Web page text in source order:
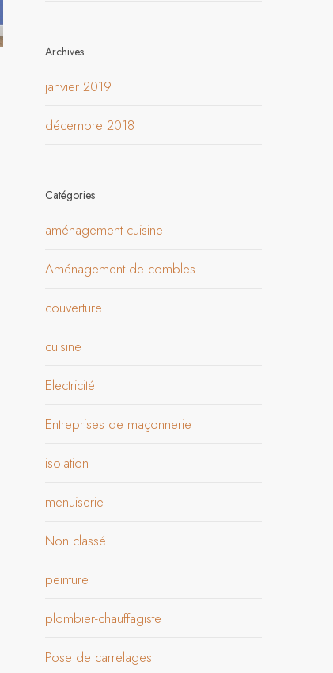
Archives
janvier 2019
décembre 2018
Catégories
aménagement cuisine
Aménagement de combles
couverture
cuisine
Electricité
Entreprises de maçonnerie
isolation
menuiserie
Non classé
peinture
plombier-chauffagiste
Pose de carrelages